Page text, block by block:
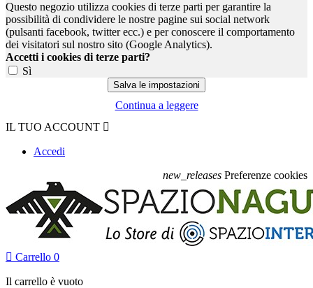
Questo negozio utilizza cookies di terze parti per garantire la
possibilità di condividere le nostre pagine sui social network
(pulsanti facebook, twitter ecc.) e per conoscere il comportamento
dei visitatori sul nostro sito (Google Analytics).
Accetti i cookies di terze parti?
Sì
Continua a leggere
IL TUO ACCOUNT 
Accedi
new_releases Preferenze cookies
 Carrello 0
Il carrello è vuoto